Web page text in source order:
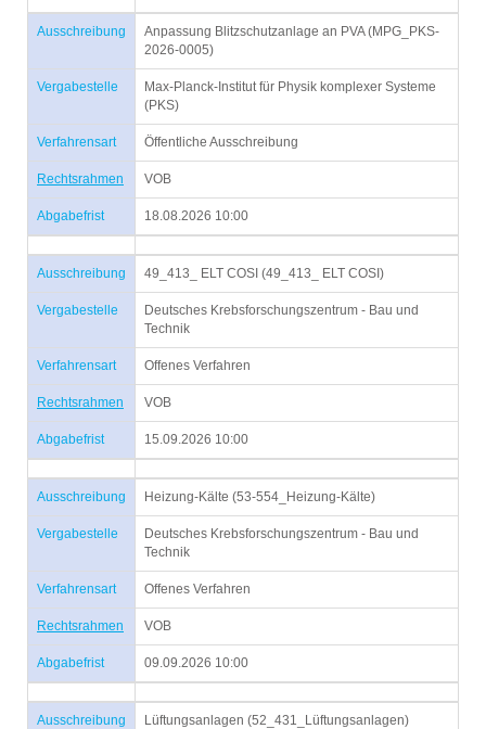
Ausschreibung
Anpassung Blitzschutzanlage an PVA (MPG_PKS-
2026-0005)
Vergabestelle
Max-Planck-Institut für Physik komplexer Systeme
(PKS)
Verfahrensart Öffentliche Ausschreibung
Rechtsrahmen VOB
Abgabefrist 18.08.2026 10:00
Ausschreibung 49_413_ ELT COSI (49_413_ ELT COSI)
Vergabestelle
Deutsches Krebsforschungszentrum - Bau und
Technik
Verfahrensart Offenes Verfahren
Rechtsrahmen VOB
Abgabefrist 15.09.2026 10:00
Ausschreibung Heizung-Kälte (53-554_Heizung-Kälte)
Vergabestelle
Deutsches Krebsforschungszentrum - Bau und
Technik
Verfahrensart Offenes Verfahren
Rechtsrahmen VOB
Abgabefrist 09.09.2026 10:00
Ausschreibung Lüftungsanlagen (52_431_Lüftungsanlagen)